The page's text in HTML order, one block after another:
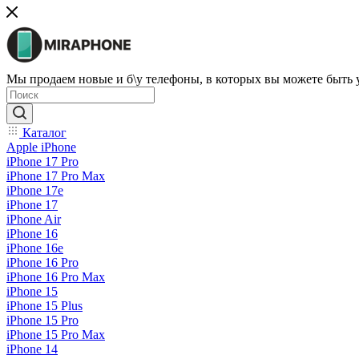
Мы продаем новые и б\у телефоны, в которых вы можете быть
Каталог
Apple iPhone
iPhone 17 Pro
iPhone 17 Pro Max
iPhone 17e
iPhone 17
iPhone Air
iPhone 16
iPhone 16e
iPhone 16 Pro
iPhone 16 Pro Max
iPhone 15
iPhone 15 Plus
iPhone 15 Pro
iPhone 15 Pro Max
iPhone 14